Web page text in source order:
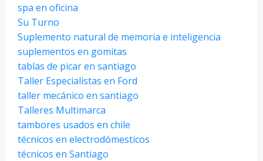
spa en oficina
Su Turno
Suplemento natural de memoria e inteligencia
suplementos en gomitas
tablas de picar en santiago
Taller Especialistas en Ford
taller mecánico en santiago
Talleres Multimarca
tambores usados en chile
técnicos en electrodómesticos
técnicos en Santiago